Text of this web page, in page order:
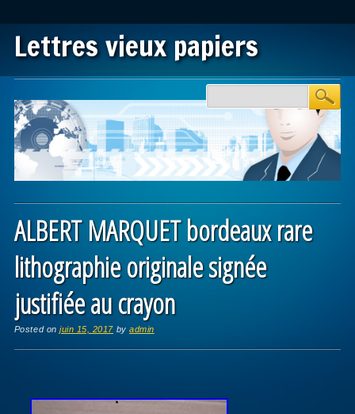
Lettres vieux papiers
Main menu
ALBERT MARQUET bordeaux rare
lithographie originale signée
justifiée au crayon
Posted onjuin 15, 2017 byadmin